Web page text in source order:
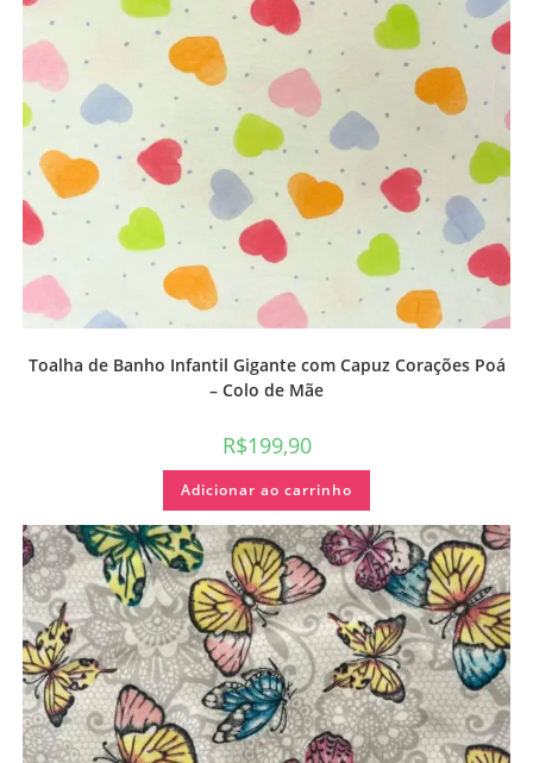
Toalha de Banho Infantil Gigante com Capuz Corações Poá
– Colo de Mãe
R$199,90
Adicionar ao carrinho